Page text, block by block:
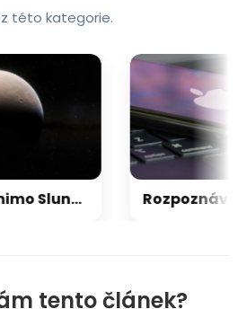
tento článek?
této kategorie.
První měsíc mimo Sluneční soustavu: Vědci možná objevili výjimečný systém